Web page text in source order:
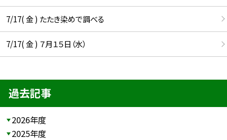
7/17( 金 ) たたき染めで調べる
7/17( 金 ) ７月１５日（水）
過去記事
2026年度
2025年度